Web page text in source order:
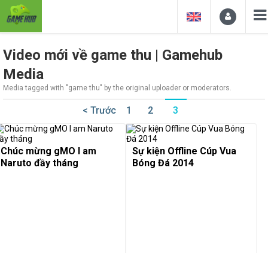
Video mới về game thu | Gamehub
Media
Media tagged with "game thu" by the original uploader or moderators.
< Trước 1 2 3
Chúc mừng gMO I am
Naruto đầy tháng
Sự kiện Offline Cúp Vua
Bóng Đá 2014